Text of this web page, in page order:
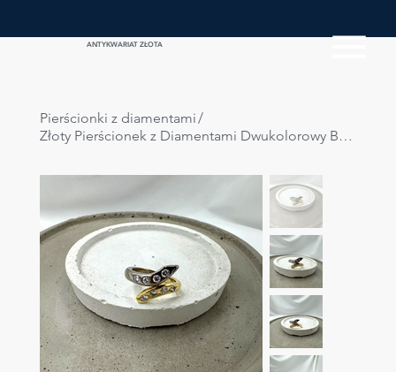
ANTYKWARIAT ZŁOTA
Pierścionki z diamentami/
Złoty Pierścionek z Diamentami Dwukolorowy Bypass 0.45ct